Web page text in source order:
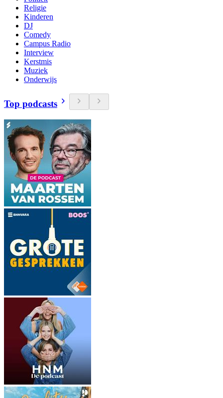
Religie
Kinderen
DJ
Comedy
Campus Radio
Interview
Kerstmis
Muziek
Onderwijs
Top podcasts